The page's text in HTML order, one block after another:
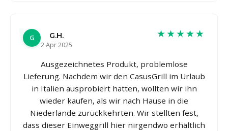
G
G.H.
2 Apr 2025
★★★★★
Ausgezeichnetes Produkt, problemlose
Lieferung. Nachdem wir den CasusGrill im Urlaub
in Italien ausprobiert hatten, wollten wir ihn
wieder kaufen, als wir nach Hause in die
Niederlande zurückkehrten. Wir stellten fest,
dass dieser Einweggrill hier nirgendwo erhältlich